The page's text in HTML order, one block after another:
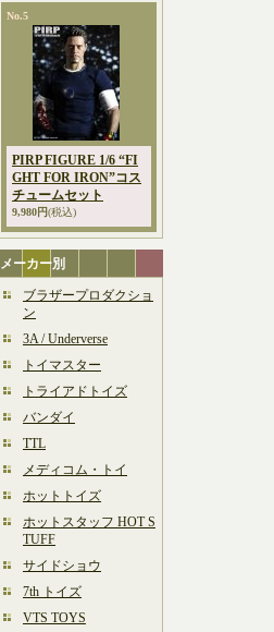
No.5
PIRP FIGURE 1/6 “FI
GHT FOR IRON”コス
チュームセット
9,980円(税込)
メーカー別
ブラザープロダクショ
ン
3A / Underverse
トイマスター
トライアドトイズ
バンダイ
TTL
メディコム・トイ
ホットトイズ
ホットスタッフ HOT S
TUFF
サイドショウ
7th トイズ
VTS TOYS